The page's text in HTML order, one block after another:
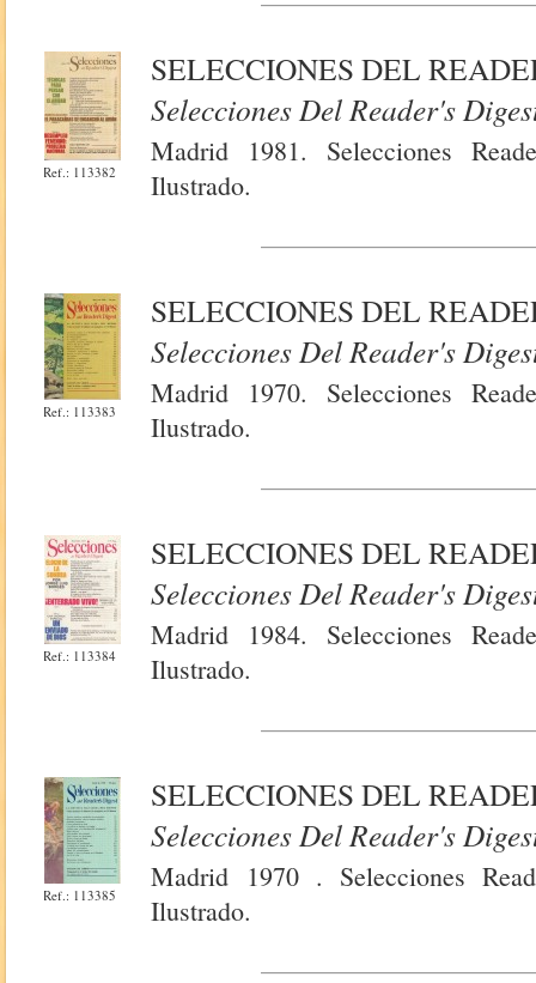
Ref.: 113382
SELECCIONES DEL
Selecciones Del Reader's
Madrid 1981. Selecciones
Ilustrado.
Ref.: 113383
SELECCIONES DEL
Selecciones Del Reader's
Madrid 1970. Selecciones
Ilustrado.
Ref.: 113384
SELECCIONES DEL
Selecciones Del Reader's
Madrid 1984. Selecciones
Ilustrado.
Ref.: 113385
SELECCIONES DEL
Selecciones Del Reader's
Madrid 1970 . Selecciones
Ilustrado.